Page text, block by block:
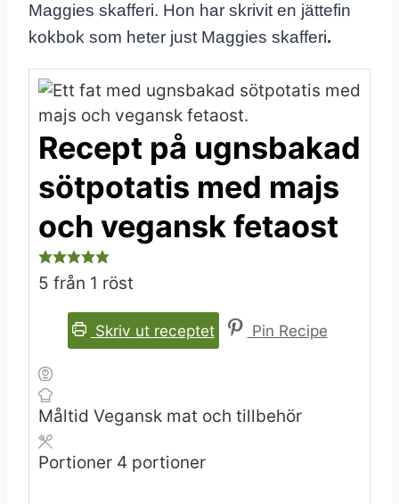
Maggies skafferi. Hon har skrivit en jättefin
kokbok som heter just Maggies skafferi.
Recept på ugnsbakad
sötpotatis med majs
och vegansk fetaost
5 från 1 röst
Skriv ut receptet Pin Recipe
Måltid Vegansk mat och tillbehör
Portioner 4 portioner